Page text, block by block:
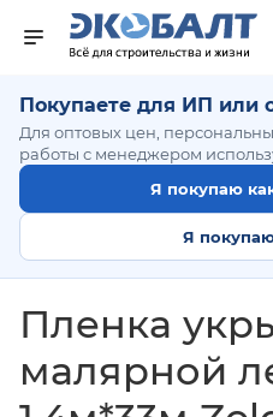
Покупаете для ИП или
Для оптовых цен,
работы с менеджером
Я покупаю
Я
Пленка
малярной